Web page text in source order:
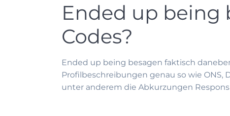
Ended up being
Codes?
Ended up being besagen faktisch
Profilbeschreibungen genau so wie
unter anderem die Abkurzungen